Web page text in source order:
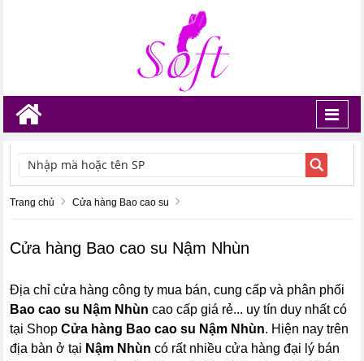
TÌM KIẾM
Trang chủ Cửa hàng Bao cao su
Cửa hàng Bao cao su Nậm Nhùn
Địa chỉ cửa hàng công ty mua bán, cung cấp và phân phối
Bao cao su Nậm Nhùn cao cấp giá rẻ... uy tín duy nhất có
tại ShopCửa hàng Bao cao su Nậm Nhùn. Hiện nay trên
địa bàn ở tại Nậm Nhùn có rất nhiều cửa hàng đại lý bán